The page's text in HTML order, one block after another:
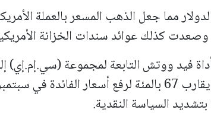
مما جعل الذهب المسعر بالعملة
كذلك عوائد سندات الخزانة الأمريكية
فيد ووتش التابعة لمجموعة (سي.إم.إي)
احتمالا يقارب 67 بالمئة لرفع أسعار
السياسة النقدية.